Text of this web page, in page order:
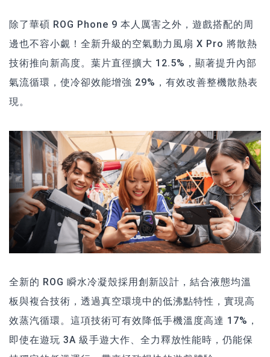
除了華碩 ROG Phone 9 本人厲害之外，遊戲搭配的周
邊也不容小覷！全新升級的空氣動力風扇 X Pro 將散熱
技術推向新高度。葉片直徑擴大 12.5%，顯著提升內部
氣流循環，使冷卻效能增強 29%，有效改善整機散熱表
現。
全新的 ROG 瞬水冷凝殼採用創新設計，結合液態均溫
板與複合技術，透過真空環境中的低沸點特性，實現高
效蒸汽循環。這項技術可有效降低手機溫度高達 17%，
即使在遊玩 3A 級手遊大作、全力釋放性能時，仍能保